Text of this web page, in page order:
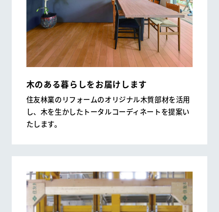
木のある暮らしをお届けします
住友林業のリフォームのオリジナル木質部材を活用
し、木を生かしたトータルコーディネートを提案い
たします。